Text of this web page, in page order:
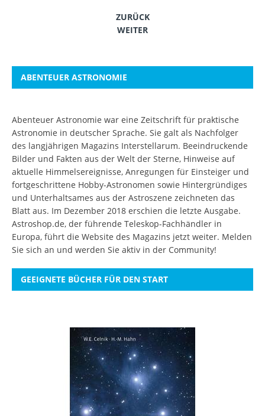
ZURÜCK
WEITER
ABENTEUER ASTRONOMIE
Abenteuer Astronomie war eine Zeitschrift für praktische
Astronomie in deutscher Sprache. Sie galt als Nachfolger
des langjährigen Magazins Interstellarum. Beeindruckende
Bilder und Fakten aus der Welt der Sterne, Hinweise auf
aktuelle Himmelsereignisse, Anregungen für Einsteiger und
fortgeschrittene Hobby-Astronomen sowie Hintergründiges
und Unterhaltsames aus der Astroszene zeichneten das
Blatt aus. Im Dezember 2018 erschien die letzte Ausgabe.
Astroshop.de, der führende Teleskop-Fachhändler in
Europa, führt die Website des Magazins jetzt weiter. Melden
Sie sich an und werden Sie aktiv in der Community!
GEEIGNETE BÜCHER FÜR DEN START